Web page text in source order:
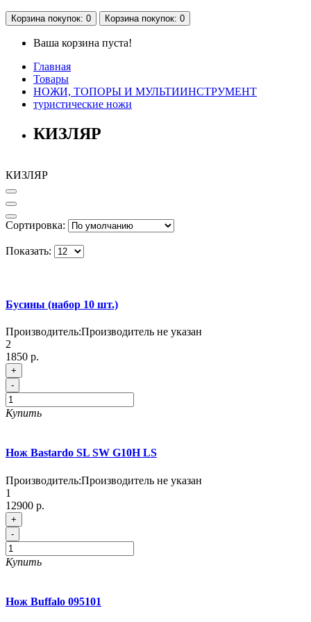
Корзина покупок: 0 Корзина покупок: 0
Ваша корзина пуста!
Главная
Товары
НОЖИ, ТОПОРЫ И МУЛЬТИИНСТРУМЕНТ
туристические ножи
КИЗЛЯР
КИЗЛЯР
Сортировка:
Показать:
Бусины (набор 10 шт.)
Производитель:Производитель не указан
2
1850 р.
+
-
Купить
Нож Bastardo SL SW G10H LS
Производитель:Производитель не указан
1
12900 р.
+
-
Купить
Нож Buffalo 095101